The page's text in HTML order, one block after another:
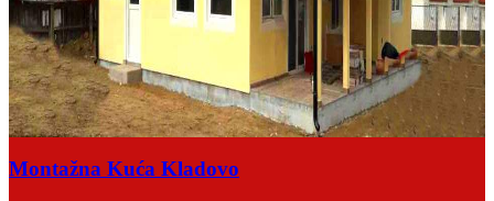
Montažna Kuća Kladovo